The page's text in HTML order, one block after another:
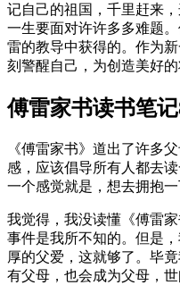
记自己的祖国，千里赶来
一生要面对许许多多难题
雷的教导中获得的。作为
刻警醒自己，为创造美好的
傅雷家书读书笔
《傅雷家书》道出了许多
感，应该倡导所有人都去
一个感觉就是，想去拥抱
我觉得，我没读懂《傅雷
事件是我所不知的。但是
厚的父爱，这就够了。毕
有父母，也会成为父母，